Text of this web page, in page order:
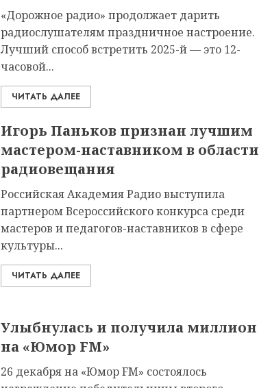
«Дорожное радио» продолжает дарить
радиослушателям праздничное настроение.
Лучший способ встретить 2025-й — это 12-
часовой...
ЧИТАТЬ ДАЛЕЕ
Игорь Паньков признан лучшим
мастером-наставником в области
радиовещания
Российская Академия Радио выступила
партнером Всероссийского конкурса среди
мастеров и педагогов-наставников в сфере
культуры...
ЧИТАТЬ ДАЛЕЕ
Улыбнулась и получила миллион
на «Юмор FM»
26 декабря на «Юмор FM» состоялось